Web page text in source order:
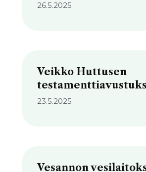
26.5.2025
Veikko Huttusen
23.5.2025
Vesannon